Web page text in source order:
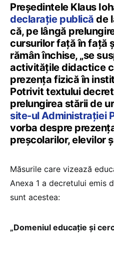
Președintele Klaus
declarație publică de
că, pe lângă
cursurilor față în față
rămân închise, „se
activitățile didactice
prezența fizică în
Potrivit textului
prelungirea stării de
site-ul Administrației
vorba despre
preșcolarilor, elevilor
Măsurile care vizează
Anexa 1 a decretului emis
sunt acestea:
„Domeniul educație și